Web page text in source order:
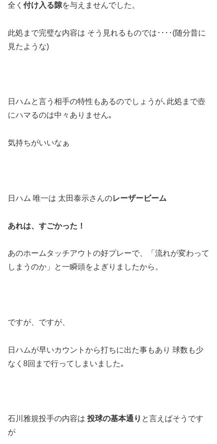
全く 付け入る隙を与えませんでした。
此処まで完璧な内容は そう見れるものでは････(随分昔に
見たような)
日ハムと言う相手の特性もあるのでしょうが､此処まで壺
にハマるのは中々ありません｡
気持ちがいいなぁ
日ハム 唯一は 太田泰示さんのレーザービーム
あれは、すごかった！
あのホームタッチアウトの好プレーで、「流れが変わって
しまうのか」と一瞬頭をよぎりましたから。
ですが、ですが、
日ハムが早いカウントから打ちに出た事もあり 球数も少
なく8回まで行ってしまいました｡
石川雅規投手の内容は 投球の基本通り と言えばそうです
が